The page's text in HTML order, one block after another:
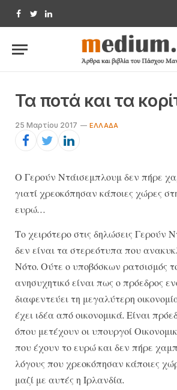
Facebook
TwitterLinkedIn
Τα ποτά και τα
25 Μαρτίου 2017 EΛΛΆΔΑ
Ο Γερούν Ντάισεμπλουμ δεν πήρε
γιατί χρεοκόπησαν κάποιες χώρες
ευρώ…
Τ​​ο χειρότερο στις δηλώσεις Γερούν
δεν είναι τα στερεότυπα που
Νότο. Ούτε ο υποβόσκων ρατσισμός
ανησυχητικό είναι πως ο πρόεδρος
διαφεντεύει τη μεγαλύτερη
έχει ιδέα από οικονομικά. Είναι
όπου μετέχουν οι υπουργοί
που έχουν το ευρώ και δεν πήρε
λόγους που χρεοκόπησαν κάποιες
μαζί με αυτές η Ιρλανδία.